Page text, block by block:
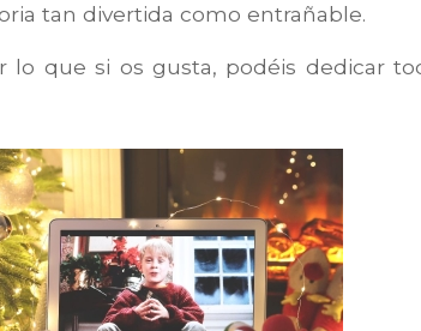
tan divertida como entrañable.
lo que si os gusta, podéis dedicar